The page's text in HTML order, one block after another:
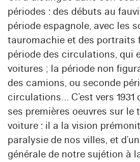
périodes : des débuts au
période espagnole, avec les
tauromachie et des portraits
période des circulations, qui
voitures ; la période non
des camions, ou seconde
circulations… C’est vers 1931
ses premières oeuvres sur le
voiture : il a la vision
paralysie de nos villes, et
générale de notre sujétion à